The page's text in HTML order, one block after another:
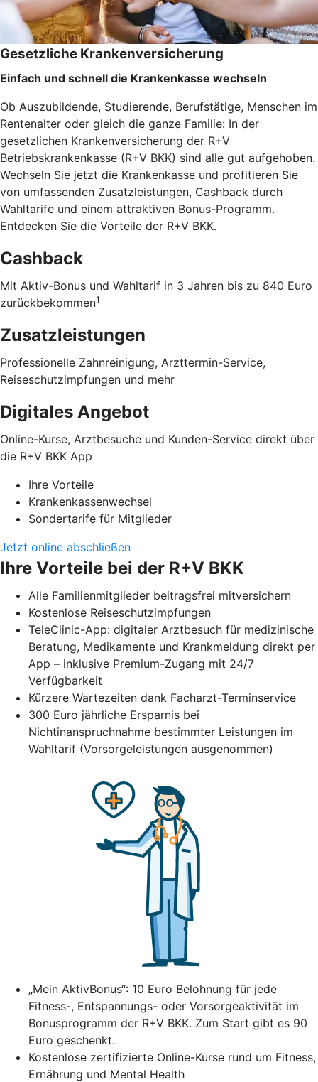
Gesetzliche Krankenversicherung
Einfach und schnell die Krankenkasse wechseln
Ob Auszubildende, Studierende, Berufstätige, Menschen im
Rentenalter oder gleich die ganze Familie: In der
gesetzlichen Krankenversicherung der R+V
Betriebskrankenkasse (R+V BKK) sind alle gut aufgehoben.
Wechseln Sie jetzt die Krankenkasse und profitieren Sie
von umfassenden Zusatzleistungen, Cashback durch
Wahltarife und einem attraktiven Bonus-Programm.
Entdecken Sie die Vorteile der R+V BKK.
Cashback
Mit Aktiv-Bonus und Wahltarif in 3 Jahren bis zu 840 Euro
zurückbekommen1
Zusatzleistungen
Professionelle Zahnreinigung, Arzttermin-Service,
Reiseschutzimpfungen und mehr
Digitales Angebot
Online-Kurse, Arztbesuche und Kunden-Service direkt über
die R+V BKK App
Ihre Vorteile
Krankenkassenwechsel
Sondertarife für Mitglieder
Jetzt online abschließen
Ihre Vorteile bei der R+V BKK
Alle Familienmitglieder beitragsfrei mitversichern
Kostenlose Reiseschutzimpfungen
TeleClinic-App: digitaler Arztbesuch für medizinische
Beratung, Medikamente und Krankmeldung direkt per
App – inklusive Premium-Zugang mit 24/7
Verfügbarkeit
Kürzere Wartezeiten dank Facharzt-Terminservice
300 Euro jährliche Ersparnis bei
Nichtinanspruchnahme bestimmter Leistungen im
Wahltarif (Vorsorgeleistungen ausgenommen)
„Mein AktivBonus“: 10 Euro Belohnung für jede
Fitness-, Entspannungs- oder Vorsorgeaktivität im
Bonusprogramm der R+V BKK. Zum Start gibt es 90
Euro geschenkt.
Kostenlose zertifizierte Online-Kurse rund um Fitness,
Ernährung und Mental Health